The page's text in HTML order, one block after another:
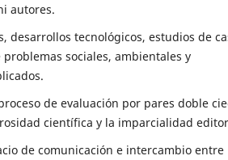
autores.
desarrollos tecnológicos, estudios de
sociales, ambientales y
de evaluación por pares doble
científica y la imparcialidad
de comunicación e intercambio entre